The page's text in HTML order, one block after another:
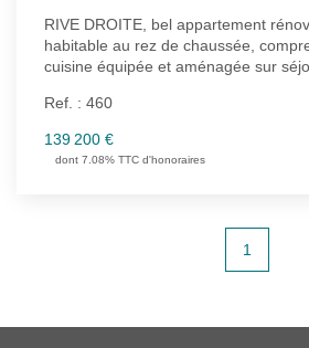
RIVE DROITE, bel appartement rénové T5 de 71.3
habitable au rez de chaussée,
cuisine équipée et aménagée sur
Ref. : 460
139 200 €
dont 7.08% TTC d'honoraires
1